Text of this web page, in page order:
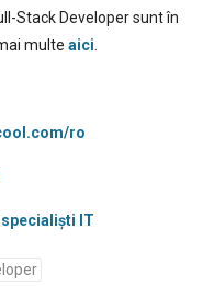
Stack Developer sunt în
multe aici
ro
IT